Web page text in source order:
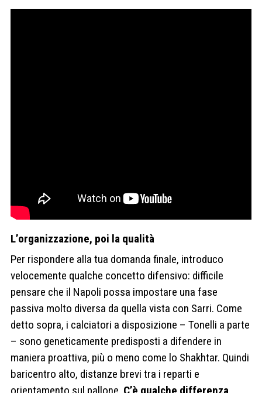
L’organizzazione, poi la qualità
Per rispondere alla tua domanda finale, introduco
velocemente qualche concetto difensivo: difficile
pensare che il Napoli possa impostare una fase
passiva molto diversa da quella vista con Sarri. Come
detto sopra, i calciatori a disposizione – Tonelli a parte
– sono geneticamente predisposti a difendere in
maniera proattiva, più o meno come lo Shakhtar. Quindi
baricentro alto, distanze brevi tra i reparti e